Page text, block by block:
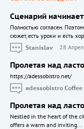
Сценарий
Полностью согласен.
сюжет, есть уроки и есть
Stanislav
28
Пролетая над
https://adessobistro.net/
adessobistro Coffee
Пролетая над
Nestled in the heart of the
offers a warm and inviting...